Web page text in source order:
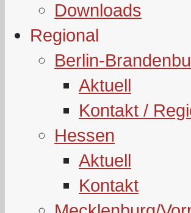
Downloads
Regional
Berlin-
Aktuell
Kontakt /
Hessen
Aktuell
Kontakt